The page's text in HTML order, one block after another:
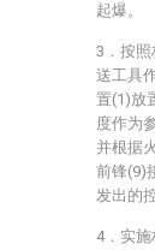
起爆。
3．按
送工具
置(1)放
度作为
并根据
前锋(9)
发出的
4．实